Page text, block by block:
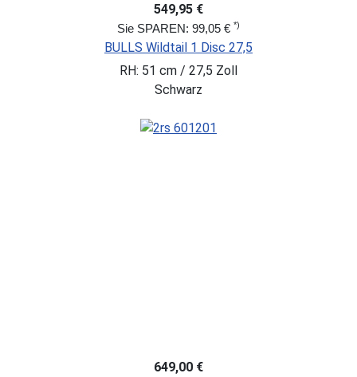
549,95 €
Sie SPAREN: 99,05 € *)
BULLS Wildtail 1 Disc 27,5
RH: 51 cm / 27,5 Zoll
Schwarz
649,00 €